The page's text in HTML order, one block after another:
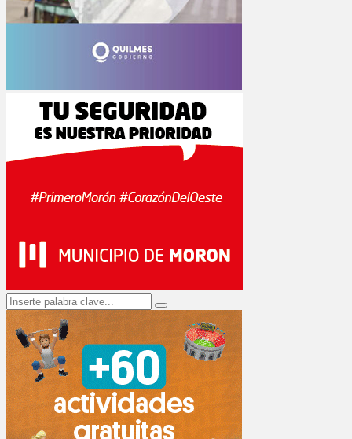
Search
for:
Search